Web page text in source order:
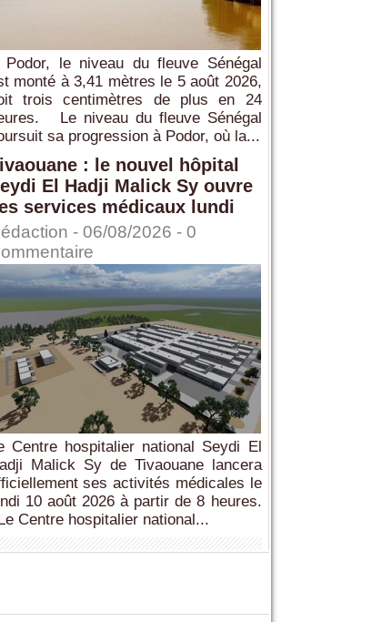
Podor, le niveau du fleuve Sénégal
monté à 3,41 mètres le 5 août 2026,
trois centimètres de plus en 24
Le niveau du fleuve Sénégal
sa progression à Podor, où la...
: le nouvel hôpital
El Hadji Malick Sy ouvre
services médicaux lundi
- 06/08/2026 - 0
Centre hospitalier national Seydi El
Malick Sy de Tivaouane lancera
ses activités médicales le
10 août 2026 à partir de 8 heures.
Centre hospitalier national...